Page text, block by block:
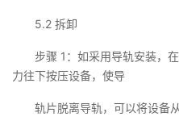
5.2 拆卸
步骤 1：如采用导轨安装，
力往下按压设备，使导
轨片脱离导轨，可以将设备